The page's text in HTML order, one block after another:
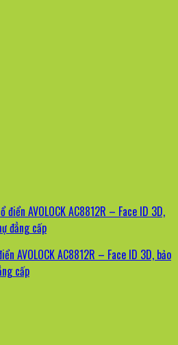
AVOLOCK AC8812R – Face ID 3D, bảo
cấp